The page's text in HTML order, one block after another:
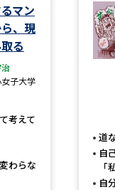
マン
、現
る
子大学
考えて
わらな
道
自
「
自